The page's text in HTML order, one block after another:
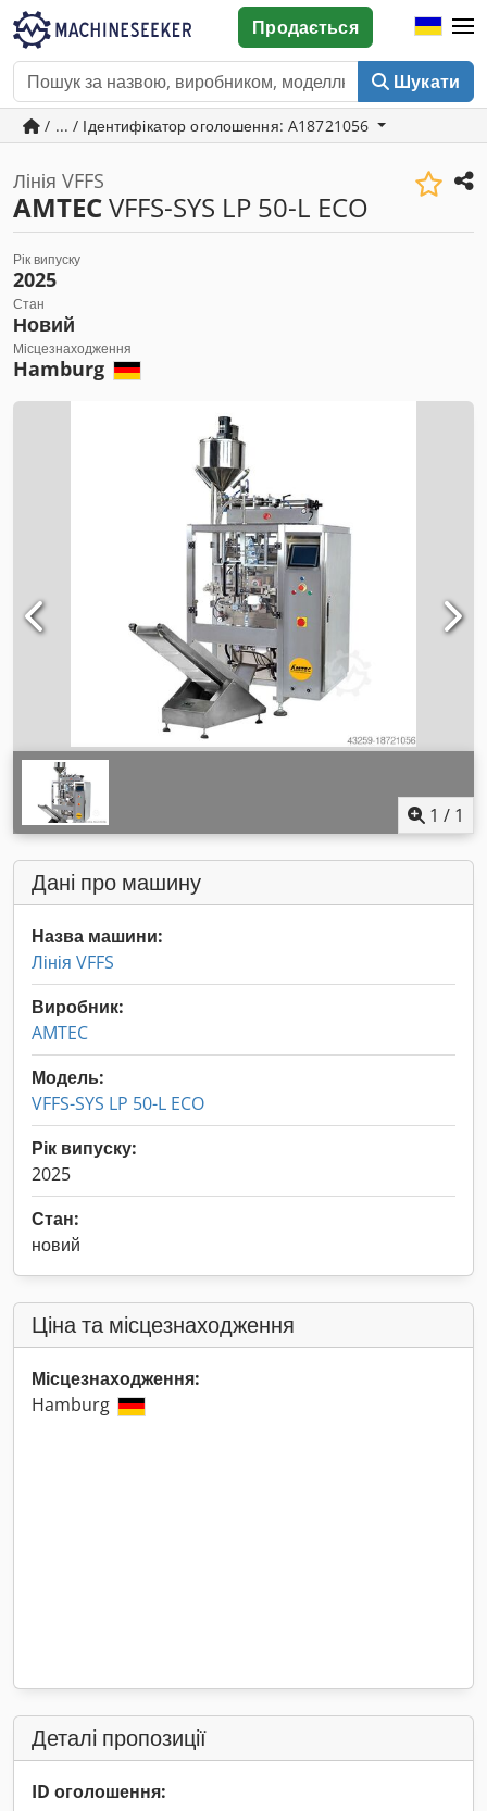
Шукати
Продається
/ ... / Ідентифікатор оголошення: A18721056
Лінія VFFS
AMTECVFFS-SYS LP 50-L ECO
Рік випуску
2025
Стан
Новий
Місцезнаходження
Hamburg
1 / 1
Дані про машину
Назва машини:
Лінія VFFS
Виробник:
AMTEC
Модель:
VFFS-SYS LP 50-L ECO
Рік випуску:
2025
Стан:
новий
Ціна та місцезнаходження
Місцезнаходження:
Hamburg
Деталі пропозиції
ID оголошення: